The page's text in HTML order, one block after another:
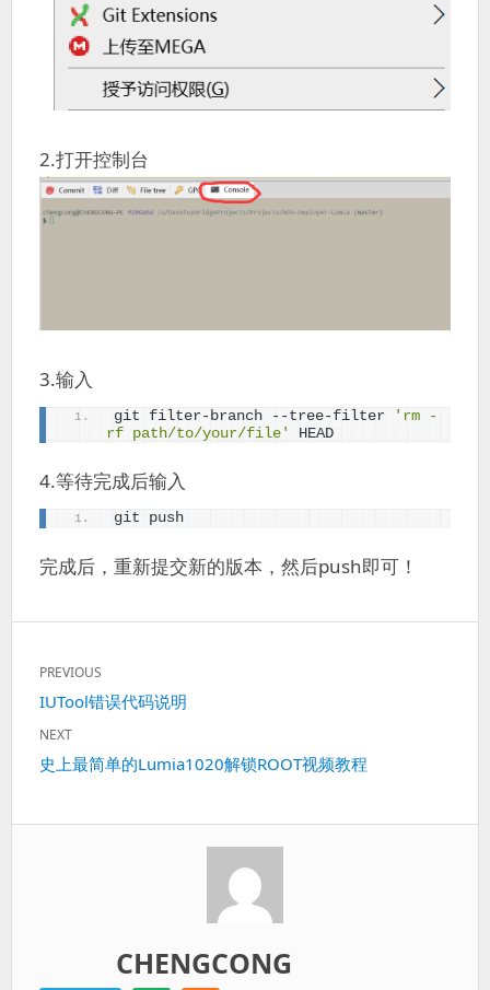
2.打开控制台
3.输入
git filter-branch --tree-filter
'rm -
rf path/to/your/file'
HEAD
4.等待完成后输入
git push
完成后，重新提交新的版本，然后push即可！
文
章
导
航
PREVIOUS
Previous
post:
IUTool错误代码说明
NEXT
Next
史上最简单的Lumia1020解锁ROOT视频教程
CHENGCONG